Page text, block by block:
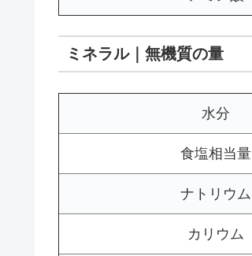
ミネラル｜無機質の量
水分
食塩相当量
ナトリウム
カリウム